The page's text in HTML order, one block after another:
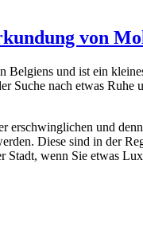
von
Belgiens und ist ein
Suche nach etwas Ruhe
erschwinglichen und
Diese sind in der
Stadt, wenn Sie etwas